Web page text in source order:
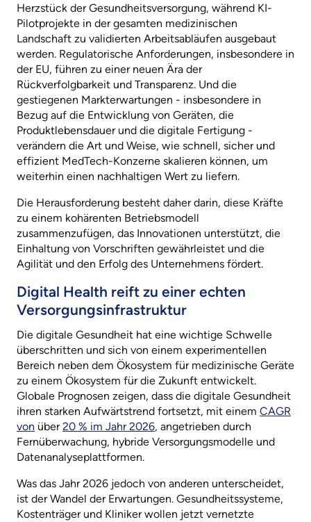
Herzstück der Gesundheitsversorgung, während KI-
Pilotprojekte in der gesamten medizinischen
Landschaft zu validierten Arbeitsabläufen ausgebaut
werden. Regulatorische Anforderungen, insbesondere in
der EU, führen zu einer neuen Ära der
Rückverfolgbarkeit und Transparenz. Und die
gestiegenen Markterwartungen - insbesondere in
Bezug auf die Entwicklung von Geräten, die
Produktlebensdauer und die digitale Fertigung -
verändern die Art und Weise, wie schnell, sicher und
effizient MedTech-Konzerne skalieren können, um
weiterhin einen nachhaltigen Wert zu liefern.
Die Herausforderung besteht daher darin, diese Kräfte
zu einem kohärenten Betriebsmodell
zusammenzufügen, das Innovationen unterstützt, die
Einhaltung von Vorschriften gewährleistet und die
Agilität und den Erfolg des Unternehmens fördert.
Digital Health reift zu einer echten
Versorgungsinfrastruktur
Die digitale Gesundheit hat eine wichtige Schwelle
überschritten und sich von einem experimentellen
Bereich neben dem Ökosystem für medizinische Geräte
zu einem Ökosystem für die Zukunft entwickelt.
Globale Prognosen zeigen, dass die digitale Gesundheit
ihren starken Aufwärtstrend fortsetzt, mit einem CAGR
von über20 % im Jahr 2026, angetrieben durch
Fernüberwachung, hybride Versorgungsmodelle und
Datenanalyseplattformen.
Was das Jahr 2026 jedoch von anderen unterscheidet,
ist der Wandel der Erwartungen. Gesundheitssysteme,
Kostenträger und Kliniker wollen jetzt vernetzte